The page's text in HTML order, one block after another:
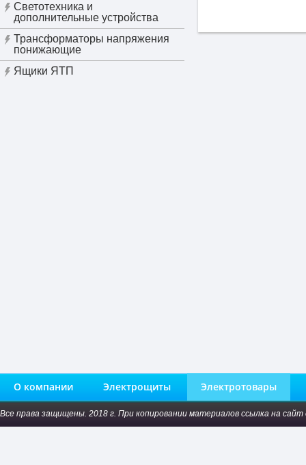
Светотехника и
дополнительные устройства
Трансформаторы напряжения
понижающие
Ящики ЯТП
О компании Электрощиты Электротовары
Все права защищены. 2018 г. При копировании материалов ссылка на сайт